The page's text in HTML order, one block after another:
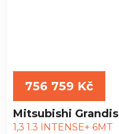
756 759 Kč
Mitsubishi Grandis
1,3 1.3 INTENSE+ 6MT